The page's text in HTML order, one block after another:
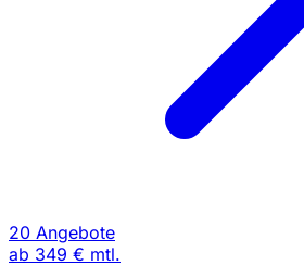
20 Angebote
ab 349 € mtl.